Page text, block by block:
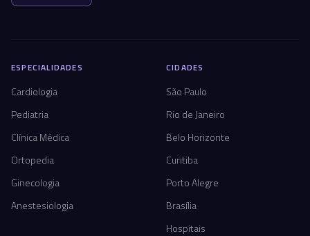
ESPECIALIDADES
Cardiologia
Pediatria
Clínica Médica
Ortopedia
Ginecologia
Anestesiologia
CIDADES
São Paulo
Rio de Janeiro
Belo Horizonte
Curitiba
Porto Alegre
Brasília
Hospitais